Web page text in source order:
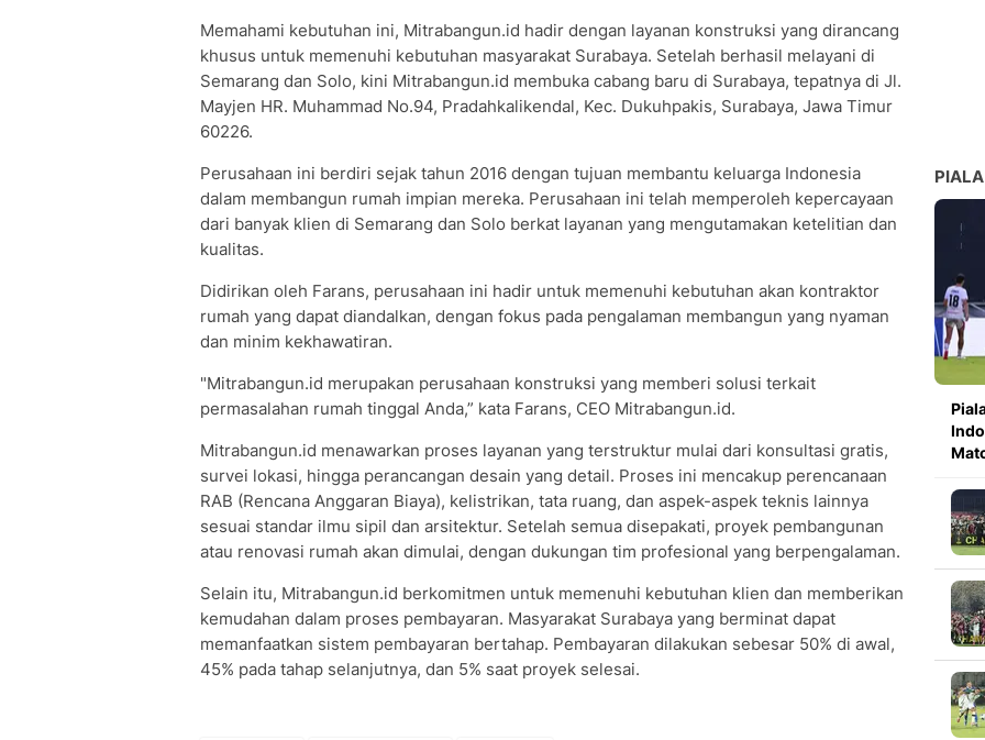
Memahami kebutuhan ini, Mitrabangun.id hadir dengan layanan konstruksi yang dirancang
khusus untuk memenuhi kebutuhan masyarakat Surabaya. Setelah berhasil melayani di
Semarang dan Solo, kini Mitrabangun.id membuka cabang baru di Surabaya, tepatnya di Jl.
Mayjen HR. Muhammad No.94, Pradahkalikendal, Kec. Dukuhpakis, Surabaya, Jawa Timur
60226.
Perusahaan ini berdiri sejak tahun 2016 dengan tujuan membantu keluarga Indonesia
dalam membangun rumah impian mereka. Perusahaan ini telah memperoleh kepercayaan
dari banyak klien di Semarang dan Solo berkat layanan yang mengutamakan ketelitian dan
kualitas.
Didirikan oleh Farans, perusahaan ini hadir untuk memenuhi kebutuhan akan kontraktor
rumah yang dapat diandalkan, dengan fokus pada pengalaman membangun yang nyaman
dan minim kekhawatiran.
"Mitrabangun.id merupakan perusahaan konstruksi yang memberi solusi terkait
permasalahan rumah tinggal Anda,” kata Farans, CEO Mitrabangun.id.
Mitrabangun.id menawarkan proses layanan yang terstruktur mulai dari konsultasi gratis,
survei lokasi, hingga perancangan desain yang detail. Proses ini mencakup perencanaan
RAB (Rencana Anggaran Biaya), kelistrikan, tata ruang, dan aspek-aspek teknis lainnya
sesuai standar ilmu sipil dan arsitektur. Setelah semua disepakati, proyek pembangunan
atau renovasi rumah akan dimulai, dengan dukungan tim profesional yang berpengalaman.
Selain itu, Mitrabangun.id berkomitmen untuk memenuhi kebutuhan klien dan memberikan
kemudahan dalam proses pembayaran. Masyarakat Surabaya yang berminat dapat
memanfaatkan sistem pembayaran bertahap. Pembayaran dilakukan sebesar 50% di awal,
45% pada tahap selanjutnya, dan 5% saat proyek selesai.